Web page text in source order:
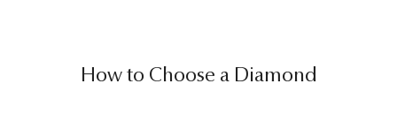
How to Choose a Diamond